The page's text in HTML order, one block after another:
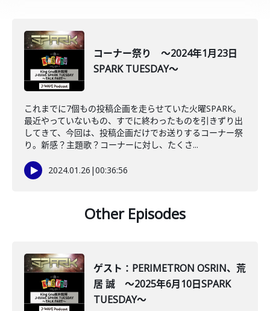
コーナー祭り ～2024年1月23日
SPARK TUESDAY～
これまでに7個もの投稿企画を走らせていた火曜SPARK。
最近やっていないもの、すでに終わったものを引きずり出
してきて、今回は、投稿企画だけでお送りするコーナー祭
り。新感？主題歌？コーナーに対し、たくさ...
2024.01.26 |00:36:56
Other Episodes
ゲスト：PERIMETRON OSRIN、荒
居 誠 ～2025年6月10日SPARK
TUESDAY～